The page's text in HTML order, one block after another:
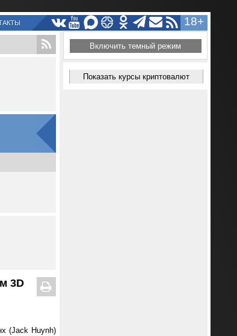
18+
3D
(Jack Huynh)
Включить темный режим
Показать курсы криптовалют